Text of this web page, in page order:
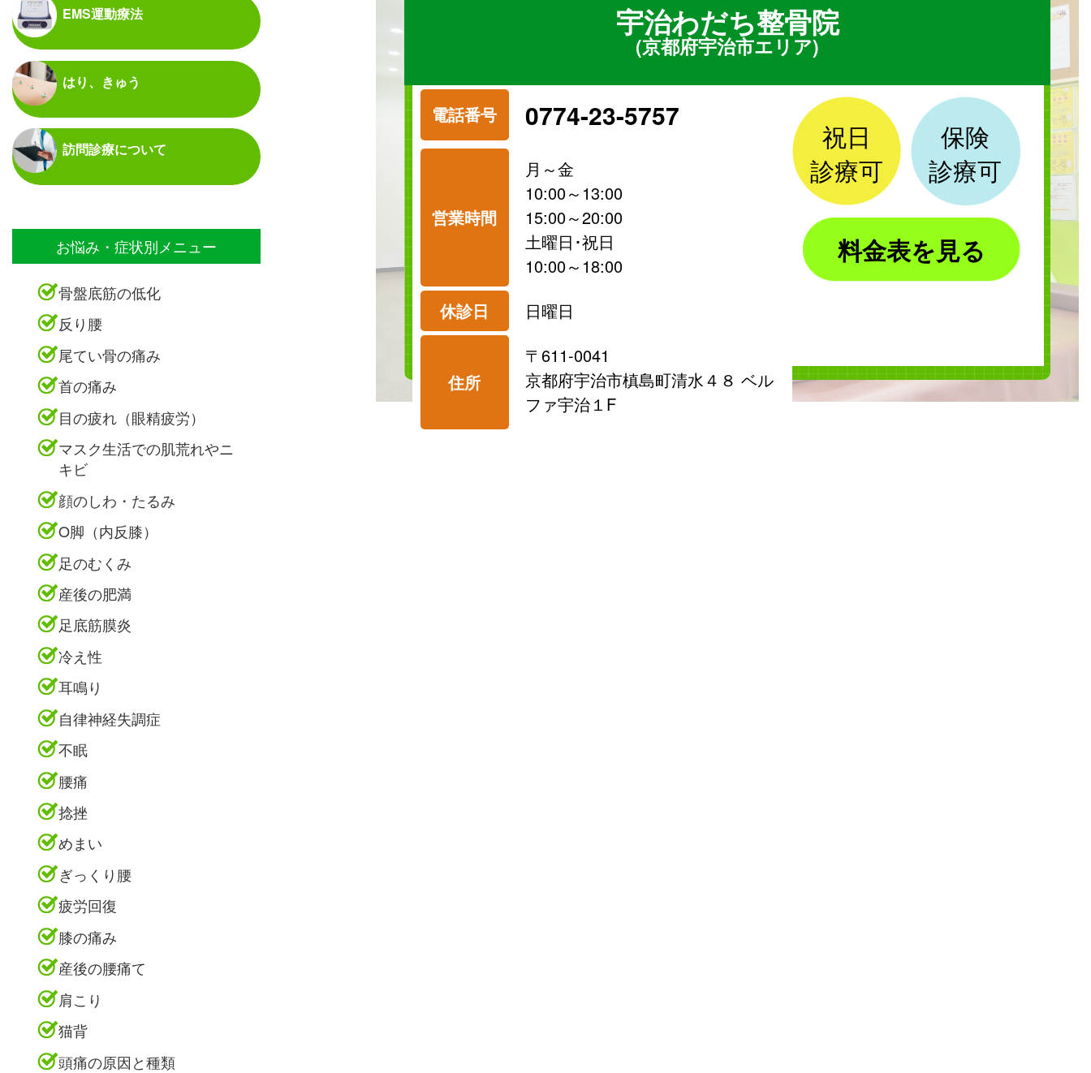
宇治わだち整骨院
(京都府宇治市エリア)
電話番号 0774-23-5757
営業時間
月～金
10:00～13:00
15:00～20:00
土曜日･祝日
10:00～18:00
休診日
日曜日
住所
〒611-0041
京都府宇治市槙島町清水４８ ベル
ファ宇治１F
祝日
診療可
保険
診療可
料金表を見る
EMS運動療法
はり、きゅう
訪問診療について
お悩み・症状別メニュー
骨盤底筋の低化
反り腰
尾てい骨の痛み
首の痛み
目の疲れ（眼精疲労）
マスク生活での肌荒れやニ
キビ
顔のしわ・たるみ
O脚（内反膝）
足のむくみ
産後の肥満
足底筋膜炎
冷え性
耳鳴り
自律神経失調症
不眠
腰痛
捻挫
めまい
ぎっくり腰
疲労回復
膝の痛み
産後の腰痛て
肩こり
猫背
頭痛の原因と種類